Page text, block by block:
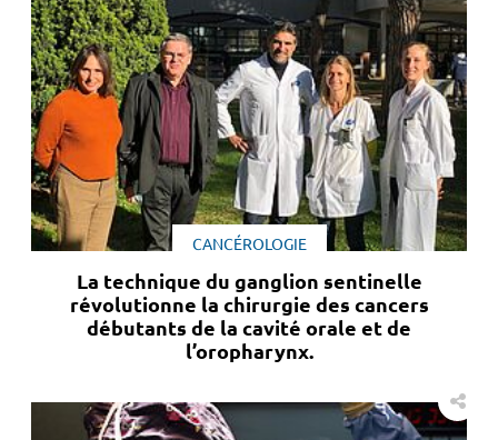
CANCÉROLOGIE
La technique du ganglion sentinelle
révolutionne la chirurgie des cancers
débutants de la cavité orale et de
l’oropharynx.